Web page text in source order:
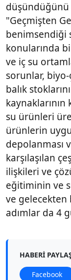
"Geçmişten
benimsendiği
konularında
ve iç su
sorunlar,
balık
su ürünleri
ürünlerin
depolanması
karşılaşılan
ilişkileri ve
eğitiminin ve
ve gelecekten
adımlar da 4
HABERI
Facebook